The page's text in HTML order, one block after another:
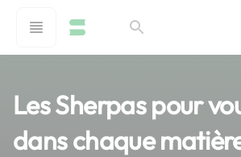
Les Sherpas pour
dans chaque